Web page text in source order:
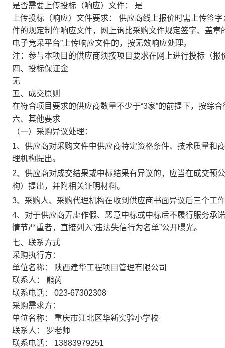
是否需要上传投标（响应）文件： 是
上传投标（响应）文件要求： 供应商线上报价时需上传签
件的规定制作响应文件，网上询比采购文件规定签字、盖
电子竞采平台”上传响应文件的，按无效响应处理。
注：参与本项目的供应商须按项目要求在网上进行投标（
四、投标保证金
无
五、成交原则
在符合项目要求的供应商数量不少于“3家”的前提下，按综
六、其他要求
（一）采购异议处理：
1、供应商对采购文件中供应商特定资格条件、技术质量和
理机构提出。
2、供应商对成交结果或中标结果有异议的，应当在成交预
构）提出，并附相关证明材料。
3、采购人、采购代理机构在收到供应商书面异议后三个工
4、对于供应商弄虚作假、恶意中标或中标后不履行服务承
情节严重者，直接列入“违法失信行为名单”公开曝光。
七、联系方式
采购执行方：
单位名称：
陕西建华工程项目管理有限公司
联系人：
熊芮
联系电话：
023-67302308
采购需求方：
单位名称：
重庆市江北区华新实验小学校
联系人：
罗老师
联系电话：
13883979251